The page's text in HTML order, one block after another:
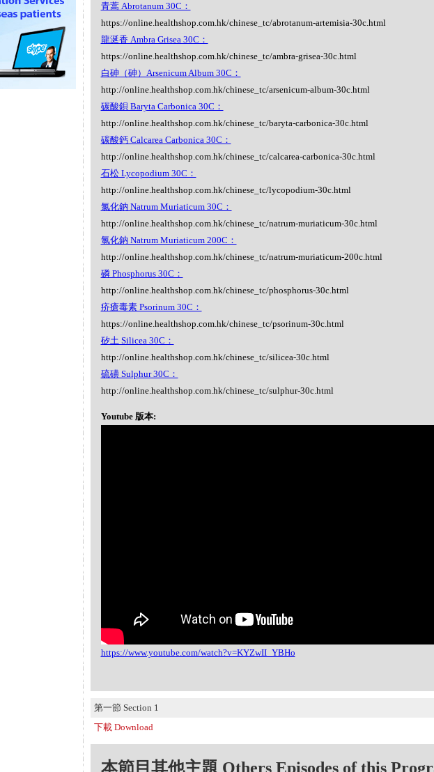
青蒿 Abrotanum 30C：
https://online.healthshop.com.hk/chinese_tc/abrotanum-artemisia-30c.html
龍涎香 Ambra Grisea 30C：
https://online.healthshop.com.hk/chinese_tc/ambra-grisea-30c.html
白砷（砷）Arsenicum Album 30C：
http://online.healthshop.com.hk/chinese_tc/arsenicum-album-30c.html
碳酸鋇 Baryta Carbonica 30C：
http://online.healthshop.com.hk/chinese_tc/baryta-carbonica-30c.html
碳酸鈣 Calcarea Carbonica 30C：
http://online.healthshop.com.hk/chinese_tc/calcarea-carbonica-30c.html
石松 Lycopodium 30C：
http://online.healthshop.com.hk/chinese_tc/lycopodium-30c.html
氯化鈉 Natrum Muriaticum 30C：
http://online.healthshop.com.hk/chinese_tc/natrum-muriaticum-30c.html
氯化鈉 Natrum Muriaticum 200C：
http://online.healthshop.com.hk/chinese_tc/natrum-muriaticum-200c.html
磷 Phosphorus 30C：
http://online.healthshop.com.hk/chinese_tc/phosphorus-30c.html
疥瘡毒素 Psorinum 30C：
https://online.healthshop.com.hk/chinese_tc/psorinum-30c.html
矽土 Silicea 30C：
http://online.healthshop.com.hk/chinese_tc/silicea-30c.html
硫磺 Sulphur 30C：
http://online.healthshop.com.hk/chinese_tc/sulphur-30c.html
Youtube 版本:
https://www.youtube.com/watch?v=KYZwII_YBHo
第一節 Section 1
下載 Download
本節目其他主題 Others Episodes of this